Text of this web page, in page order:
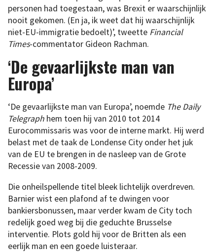
personen had toegestaan, was Brexit er waarschijnlijk
nooit gekomen. (En ja, ik weet dat hij waarschijnlijk
niet-EU-immigratie bedoelt)’, tweette Financial
Times-commentator Gideon Rachman.
‘De gevaarlijkste man van
Europa’
‘De gevaarlijkste man van Europa’, noemde The Daily
Telegraph hem toen hij van 2010 tot 2014
Eurocommissaris was voor de interne markt. Hij werd
belast met de taak de Londense City onder het juk
van de EU te brengen in de nasleep van de Grote
Recessie van 2008-2009.
Die onheilspellende titel bleek lichtelijk overdreven.
Barnier wist een plafond af te dwingen voor
bankiersbonussen, maar verder kwam de City toch
redelijk goed weg bij die geduchte Brusselse
interventie. Plots gold hij voor de Britten als een
eerlijk man en een goede luisteraar.